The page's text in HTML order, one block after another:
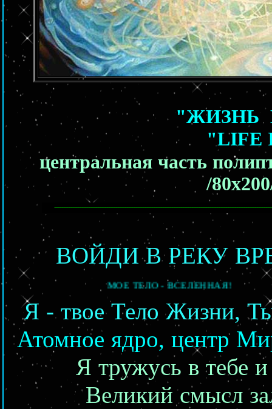
"ЖИЗНЬ
"LIFE
центральная часть
/
ВОЙДИ В РЕКУ
МОЕ ТЕЛО - ВСЕЛЕННАЯ!
Я - твое Тело Жизни,
Атомное ядро, центр
Я тружусь в тебе
Великий смысл